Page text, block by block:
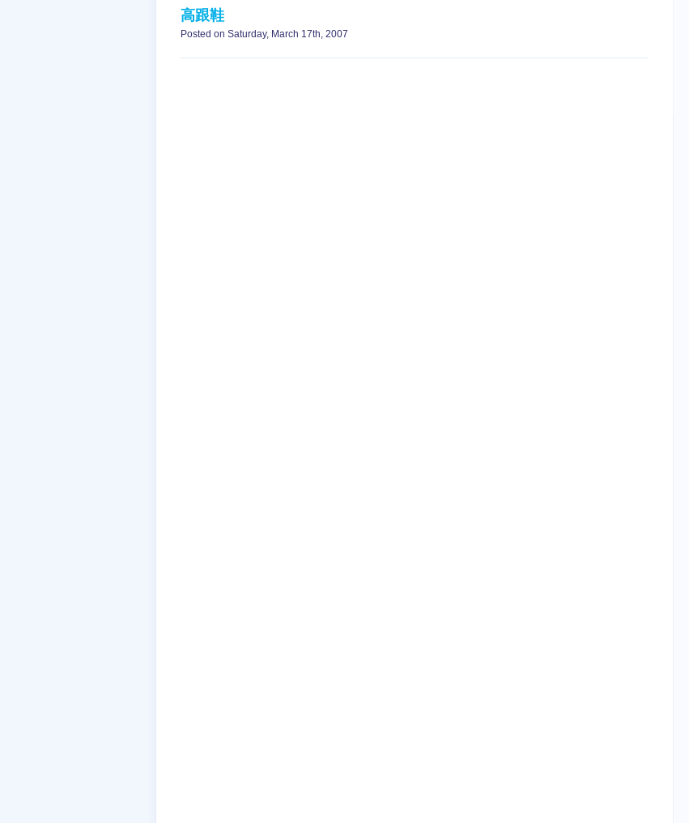
高跟鞋
Posted on Saturday, March 17th, 2007